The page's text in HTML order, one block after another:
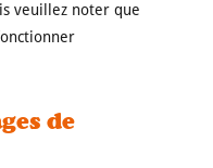
veuillez noter que
de